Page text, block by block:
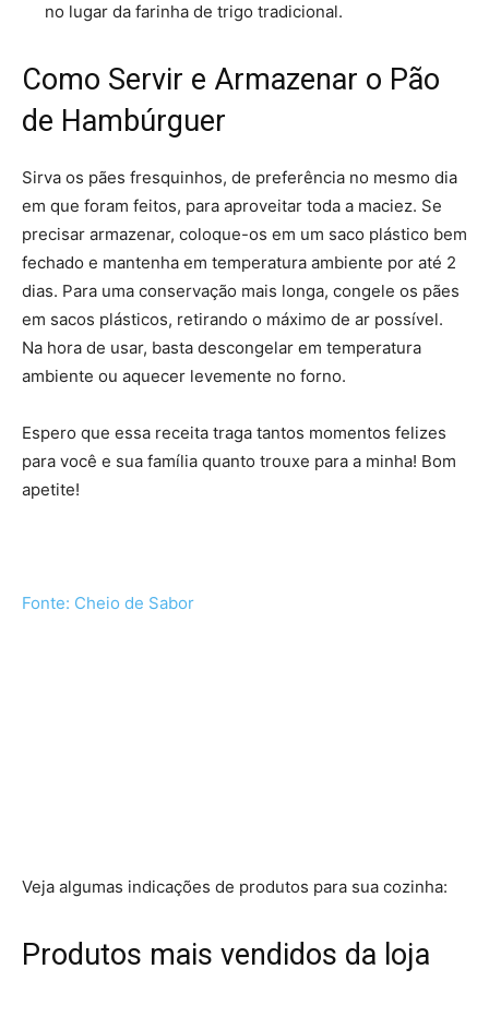
no lugar da farinha de trigo tradicional.
Como Servir e Armazenar o Pão
de Hambúrguer
Sirva os pães fresquinhos, de preferência no mesmo dia
em que foram feitos, para aproveitar toda a maciez. Se
precisar armazenar, coloque-os em um saco plástico bem
fechado e mantenha em temperatura ambiente por até 2
dias. Para uma conservação mais longa, congele os pães
em sacos plásticos, retirando o máximo de ar possível.
Na hora de usar, basta descongelar em temperatura
ambiente ou aquecer levemente no forno.
Espero que essa receita traga tantos momentos felizes
para você e sua família quanto trouxe para a minha! Bom
apetite!
Fonte: Cheio de Sabor
Veja algumas indicações de produtos para sua cozinha:
Produtos mais vendidos da loja